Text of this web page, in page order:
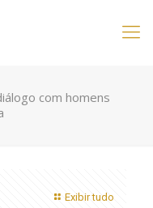
com homens
Exibir tudo